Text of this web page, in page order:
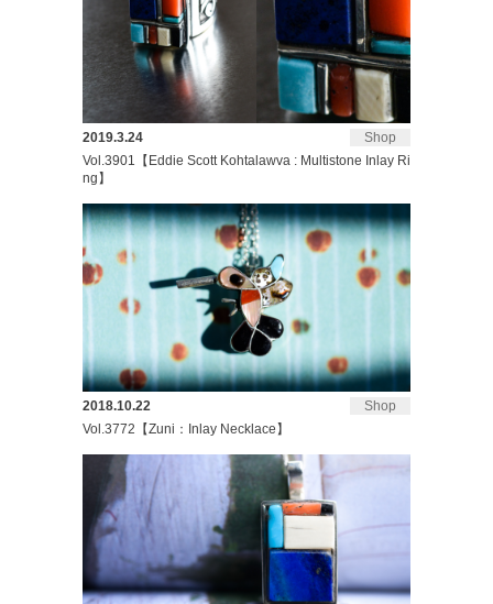
Shop
2019.3.24
Vol.3901【Eddie Scott Kohtalawva : Multistone Inlay Ri
ng】
Shop
2018.10.22
Vol.3772【Zuni：Inlay Necklace】